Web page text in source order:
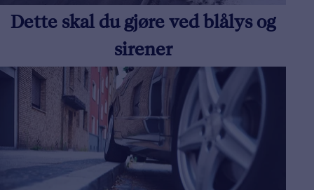
Dette skal du gjøre ved blålys og
sirener